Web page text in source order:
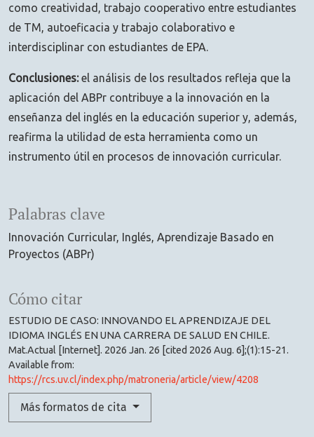
Palabras clave
Innovación Curricular Inglés Aprendizaje Basado en
Proyectos (ABPr)
Cómo citar
ESTUDIO DE CASO: INNOVANDO EL APRENDIZAJE DEL
IDIOMA INGLÉS EN UNA CARRERA DE SALUD EN CHILE.
Mat.Actual [Internet]. 2026 Jan. 26 [cited 2026 Aug. 6];(1):15-21.
Available from:
https://rcs.uv.cl/index.php/matroneria/article/view/4208
Más formatos de cita
como creatividad, trabajo cooperativo entre estudiantes
de TM, autoeficacia y trabajo colaborativo e
interdisciplinar con estudiantes de EPA.
Conclusiones:el análisis de los resultados refleja que la
aplicación del ABPr contribuye a la innovación en la
enseñanza del inglés en la educación superior y, además,
reafirma la utilidad de esta herramienta como un
instrumento útil en procesos de innovación curricular.